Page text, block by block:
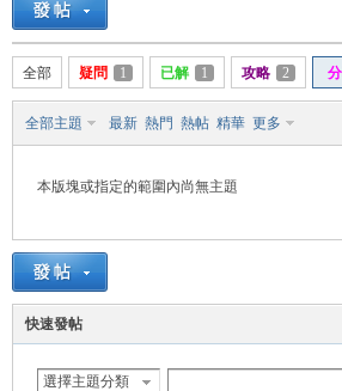
管
»
全部 疑問 1 已解 1 攻略 2
全部主題 最新 熱門 熱帖 精華 更多
本版塊或指定的範圍內尚無主題
快速發帖
選擇主題分類